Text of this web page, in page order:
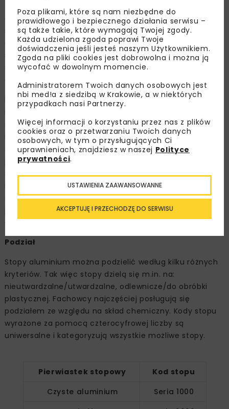
tych, które charakteryzuje bardzo dobra
odkształcalność wykonuje się cienkie elementy o
skomplikowanych kształtach, inne wykazują wysoką
odporność na słoną wodę morską, a jeszcze inne
świetnie nadają się do obróbki plastycznej. Niektóre ze
stopów osiągają swoje docelowe właściwości dopiero po
odpowiedniej obróbce cieplnej.
Produkcja wielu rodzajów stopów daje rozmaite
oznaczenia i określenia charakterystyki każdego
możliwego stopu. Obecnie funkcjonuje kilka głównych
systemów identyfikacji stopów, które są uniwersalne i
przestrzegane na całym świecie. Aby mieć pewność, że
sięgamy po stop o interesujących nas właściwościach,
musimy posłużyć się oznaczeniem symbolami
chemicznymi, numerycznym lub sygnaturą stosowaną
przez międzynarodowe instytucje, takie jak
amerykańskie Aluminium Association.
Podział
Stopy aluminium można podzielić według kilku różnych
kryteriów. Tak więc stopy dzielą się m.in. na:
nieutwardzalne/utwardzalne, odlewnicze/do obróbki
plastycznej. Fachowcy najczęściej posługują się
podziałem ze względu na skład chemiczny. Kody stopu
wyrażone za pomocą czterocyfrowej liczby są
uniwersalne i kategoryzują wszystkie możliwe stopy.
Pierwiastek stopowy
Kod stopu
Czyste aluminium
Seria 1000
Poza plikami, które są nam niezbędne do
prawidłowego i bezpiecznego działania serwisu –
są także takie, które wymagają Twojej zgody.
Każda udzielona zgoda poprawi Twoje
doświadczenia jeśli jesteś naszym Użytkownikiem.
Zgoda na pliki cookies jest dobrowolna i można ją
wycofać w dowolnym momencie.
Administratorem Twoich danych osobowych jest
nbi med!a z siedzibą w Krakowie, a w niektórych
przypadkach nasi Partnerzy.
Więcej informacji o korzystaniu przez nas z plików
cookies oraz o przetwarzaniu Twoich danych
osobowych, w tym o przysługujących Ci
uprawnieniach, znajdziesz w naszej Polityce
prywatności.
AKCEPTUJĘ I PRZECHODZĘ DO SERWISU
USTAWIENIA ZAAWANSOWANNE